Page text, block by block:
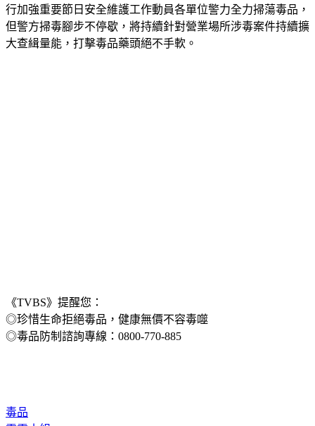
效與決心，並強調毒品防制工作沒有空窗期，今年春節期間執
行加強重要節日安全維護工作動員各單位警力全力掃蕩毒品，
但警方掃毒腳步不停歇，將持續針對營業場所涉毒案件持續擴
《TVBS》提醒您：
◎珍惜生命拒絕毒品，健康無價不容毒噬